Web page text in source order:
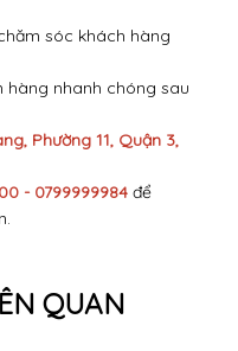
sóc khách hàng
hàng nhanh chóng sau
Phường 11, Quận 3,
- 0799999984 để
QUAN